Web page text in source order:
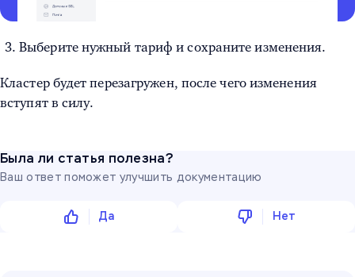
Выберите нужный тариф и сохраните изменения.
Кластер будет перезагружен, после чего изменения
вступят в силу.
Была ли статья полезна?
Ваш ответ поможет улучшить документацию
Да Нет